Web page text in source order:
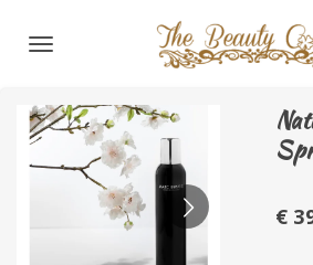
direct
de
hoofdinhoud
€